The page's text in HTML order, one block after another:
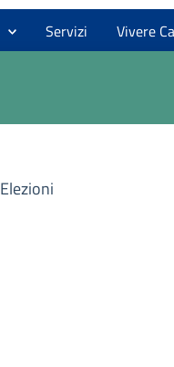
Servizi Vivere
Elezioni